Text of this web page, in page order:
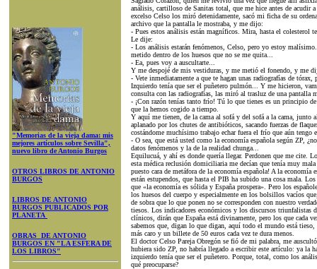
"Memorias de la vieja dama: mis
mejores artículos sobre Sevilla",
nuevo libro de Antonio Burgos
OTROS LIBROS DE ANTONIO
BURGOS
LIBROS DE ANTONIO
BURGOS PUBLICADOS POR
PLANETA
OBRAS DE ANTONIO
BURGOS EN "LA ESFERA DE
LOS LIBROS"
análisis, cartilloso de Sanitas total, que me hice antes de acudir
excelso Celso los miró detenidamente, sacó mi ficha de su
archivo que la pantalla le mostraba, y me dijo:
- Pues estos análisis están magníficos. Mira, hasta el colesterol
Le dije:
- Los análisis estarán fenómenos, Celso, pero yo estoy
metido dentro de los huesos que no se me quita...
- Ea, pues voy a auscultarte...
Y me despojé de mis vestiduras, y me metió el fonendo, y me
- Vete inmediatamente a que te hagan unas radiografías de
Izquierdo tenía que ser el puñetero pulmón... Y me hicieron,
consulta con las radiografías, las miró al trasluz de una pantalla
- ¡Con razón tenías tanto frío! Tú lo que tienes es un principio
que la hemos cogido a tiempo.
Y aquí me tienen, de la cama al sofá y del sofá a la cama, junto
aplanado por los chutes de antibióticos, sacando fuerzas de
costándome muchísimo trabajo echar fuera el frío que aún tengo
- O sea, que está usted como la economía española según ZP,
datos fenómenos y la de la realidad chunga...
Equilucuá, y ahí es donde quería llegar. Perdonen que me cite.
esta médica reclusión domiciliaria me decían que tenía muy
puesto cara de metáfora de la economía española! A la economía
están estupendos, que hasta el PIB ha subido una cosa mala.
que «la economía es sólida y España prospera». Pero los
los huesos del cuerpo y especialmente en los bolsillos vacíos
de sobra que lo que ponen no se corresponden con nuestro
tiesos. Los indicadores económicos y los discursos triunfalistas
clínicos, dirán que España está divinamente, pero los que cada
sabemos que, digan lo que digan, aquí todo el mundo está tieso,
más caro y un billete de 50 euros cada vez te dura menos.
El doctor Celso Pareja Obregón se fió de mi palabra, me
hubiera sido ZP, no habría llegado a escribir este artículo: ya la
izquierdo tenía que ser el puñetero. Porque, total, como los
qué preocuparse?